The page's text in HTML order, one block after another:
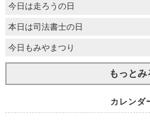
今日は走ろうの日
本日は司法書士の日
今日もみやまつり
もっとみ
カレンダ